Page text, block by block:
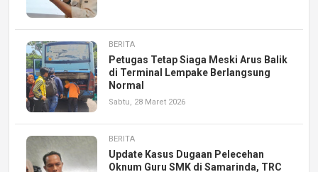
BERITA
Petugas Tetap Siaga Meski Arus Balik
di Terminal Lempake Berlangsung
Normal
Sabtu, 28 Maret 2026
BERITA
Update Kasus Dugaan Pelecehan
Oknum Guru SMK di Samarinda, TRC